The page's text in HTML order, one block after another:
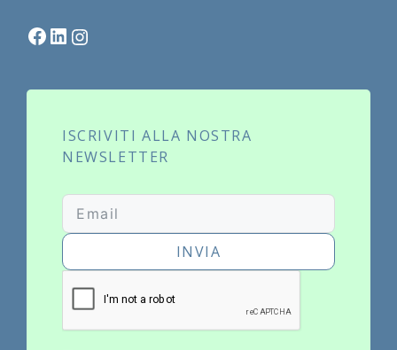
Facebook
LinkedIn
ISCRIVITI ALLA NOSTRA
NEWSLETTER
INVIA